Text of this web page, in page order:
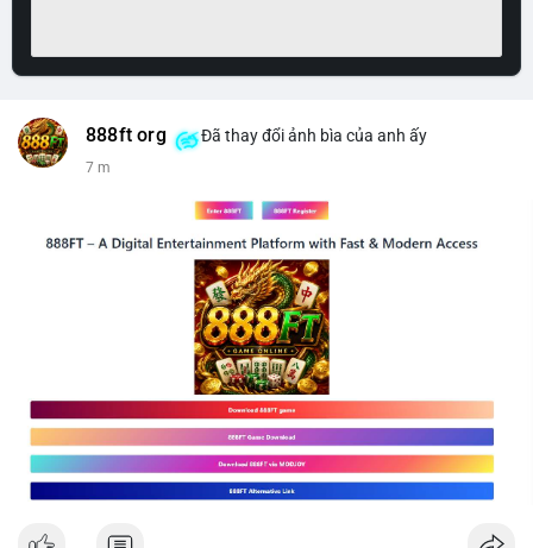
888ft org Đã thay đổi ảnh bìa của anh ấy
7 m